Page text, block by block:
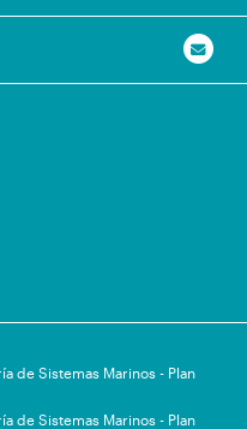
de Sistemas Marinos - Plan
de Sistemas Marinos - Plan